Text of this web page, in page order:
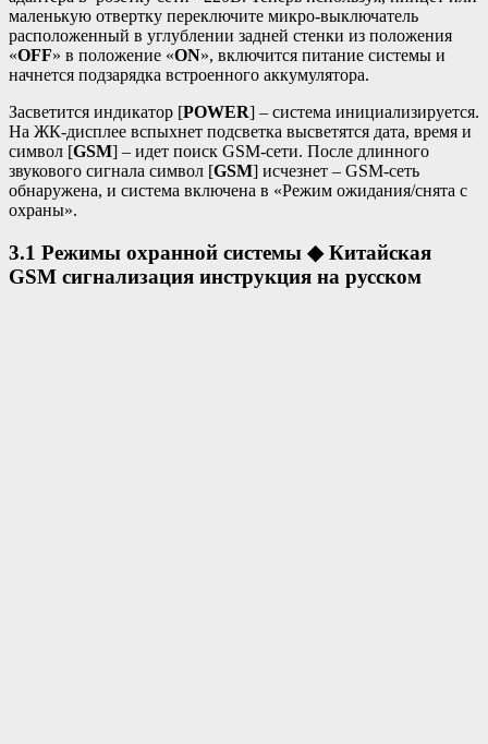
маленькую отвертку переключите микро-выключатель
расположенный в углублении задней стенки из положения
«OFF» в положение «ON», включится питание системы и
начнется подзарядка встроенного аккумулятора.
Засветится индикатор [POWER] – система инициализируется.
На ЖК-дисплее вспыхнет подсветка высветятся дата, время и
символ [GSM] – идет поиск GSM-сети. После длинного
звукового сигнала символ [GSM] исчезнет – GSM-сеть
обнаружена, и система включена в «Режим ожидания/снята с
охраны».
3.1 Режимы охранной системы ◆Китайская
GSM сигнализация инструкция на русском